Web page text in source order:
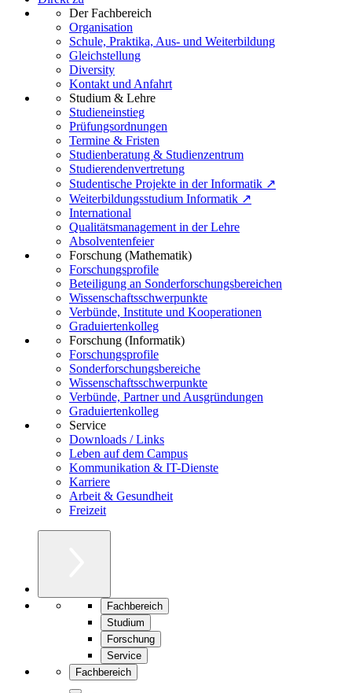
Der Fachbereich
Organisation
Schule, Praktika, Aus- und Weiterbildung
Gleichstellung
Diversity
Kontakt und Anfahrt
Studium & Lehre
Studieneinstieg
Prüfungsordnungen
Termine & Fristen
Studienberatung & Studienzentrum
Studierendenvertretung
Studentische Projekte in der Informatik ↗
Weiterbildungsstudium Informatik ↗
International
Qualitätsmanagement in der Lehre
Absolventenfeier
Forschung (Mathematik)
Forschungsprofile
Beteiligung an Sonderforschungsbereichen
Wissenschaftsschwerpunkte
Verbünde, Institute und Kooperationen
Graduiertenkolleg
Forschung (Informatik)
Forschungsprofile
Sonderforschungsbereiche
Wissenschaftsschwerpunkte
Verbünde, Partner und Ausgründungen
Graduiertenkolleg
Service
Downloads / Links
Leben auf dem Campus
Kommunikation & IT-Dienste
Karriere
Arbeit & Gesundheit
Freizeit
Fachbereich
Studium
Forschung
Service
Fachbereich